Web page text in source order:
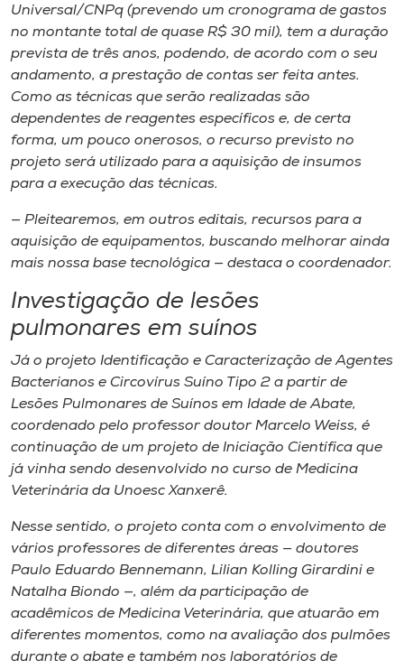
Universal/CNPq (prevendo um cronograma de gastos
no montante total de quase R$ 30 mil), tem a duração
prevista de três anos, podendo, de acordo com o seu
andamento, a prestação de contas ser feita antes.
Como as técnicas que serão realizadas são
dependentes de reagentes específicos e, de certa
forma, um pouco onerosos, o recurso previsto no
projeto será utilizado para a aquisição de insumos
para a execução das técnicas.
— Pleitearemos, em outros editais, recursos para a
aquisição de equipamentos, buscando melhorar ainda
mais nossa base tecnológica — destaca o coordenador.
Investigação de lesões
pulmonares em suínos
Já o projeto Identificação e Caracterização de Agentes
Bacterianos e Circovírus Suíno Tipo 2 a partir de
Lesões Pulmonares de Suínos em Idade de Abate,
coordenado pelo professor doutor Marcelo Weiss, é
continuação de um projeto de Iniciação Científica que
já vinha sendo desenvolvido no curso de Medicina
Veterinária da Unoesc Xanxerê.
Nesse sentido, o projeto conta com o envolvimento de
vários professores de diferentes áreas — doutores
Paulo Eduardo Bennemann, Lilian Kolling Girardini e
Natalha Biondo —, além da participação de
acadêmicos de Medicina Veterinária, que atuarão em
diferentes momentos, como na avaliação dos pulmões
durante o abate e também nos laboratórios de